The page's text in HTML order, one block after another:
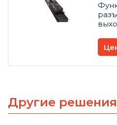
Другие решения